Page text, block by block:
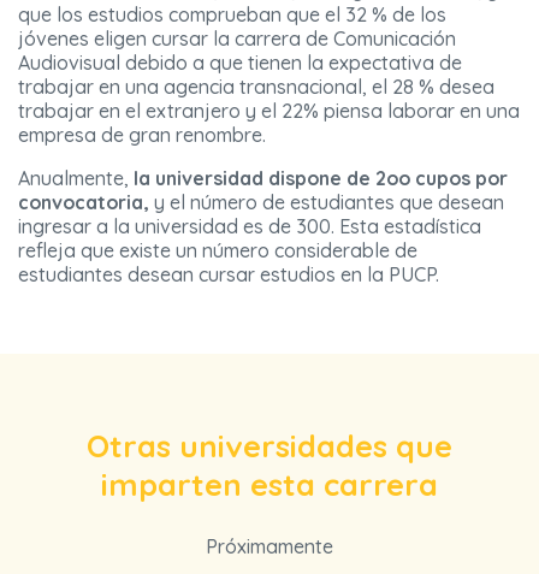
que los estudios comprueban que el 32 % de los
jóvenes eligen cursar la carrera de Comunicación
Audiovisual debido a que tienen la expectativa de
trabajar en una agencia transnacional, el 28 % desea
trabajar en el extranjero y el 22% piensa laborar en una
empresa de gran renombre.
Anualmente, la universidad dispone de 2oo cupos por
convocatoria, y el número de estudiantes que desean
ingresar a la universidad es de 300. Esta estadística
refleja que existe un número considerable de
estudiantes desean cursar estudios en la PUCP.
Otras universidades que
imparten esta carrera
Próximamente